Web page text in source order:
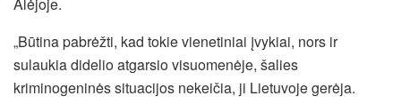
„Būtina pabrėžti, kad tokie vienetiniai įvykiai, nors ir
sulaukia didelio atgarsio visuomenėje, šalies
kriminogeninės situacijos nekeičia, ji Lietuvoje gerėja.